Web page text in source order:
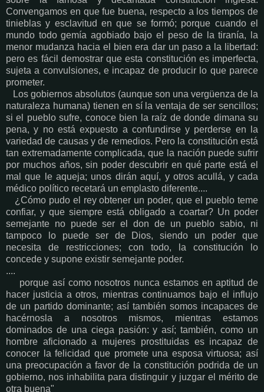
Convengamos en que fue buena, respecto a los tiempos de
tinieblas y esclavitud en que se formó; porque cuando el
mundo todo gemía agobiado bajo el peso de la tiranía, la
menor mudanza hacia el bien era dar un paso a la libertad:
pero es fácil demostrar que esta constitución es imperfecta,
sujeta a convulsiones, e incapaz de producir lo que parece
prometer.
Los gobiernos absolutos (aunque son una vergüenza de la
naturaleza humana) tienen en sí la ventaja de ser sencillos;
si el pueblo sufre, conoce bien la raíz de donde dimana su
pena, y no está expuesto a confundirse y perderse en la
variedad de causas y de remedios. Pero la constitución está
tan extremadamente complicada, que la nación puede sufrir
por muchos años, sin poder descubrir en qué parte está el
mal que le aqueja; unos dirán aquí, y otros acullá, y cada
médico político recetará un emplasto diferente....
¿Cómo pudo el rey obtener un poder, que el pueblo teme
confiar, y que siempre está obligado a coartar? Un poder
semejante no puede ser el don de un pueblo sabio, ni
tampoco lo puede ser de Dios, siendo un poder que
necesita de restricciones; con todo, la constitución lo
concede y supone existir semejante poder.
....
porque así como nosotros nunca estamos en aptitud de
hacer justicia a otros, mientras continuamos bajo el influjo
de un partido dominante; así también somos incapaces de
hacérnosla a nosotros mismos, mientras estamos
dominados de una ciega pasión: y así; también, como un
hombre aficionado a mujeres prostituidas es incapaz de
conocer la felicidad que promete una esposa virtuosa; así
una preocupación a favor de la constitución podrida de un
gobierno, nos inhabilita para distinguir y juzgar el mérito de
otra buena"